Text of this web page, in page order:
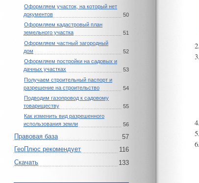
Оформляем участок, на который нет
документов
50
Оформляем кадастровый план
земельного участка
51
Оформляем частный загородный
дом
52
Оформляем постройки на садовых и
дачных участках
53
Получаем строительный паспорт и
разрешение на строительство
54
Подводим газопровод к садовому
товариществу
55
Как изменить вид разрешенного
использования земли
56
Правовая база
57
ГеоПлюс рекомендует
116
Скачать
133